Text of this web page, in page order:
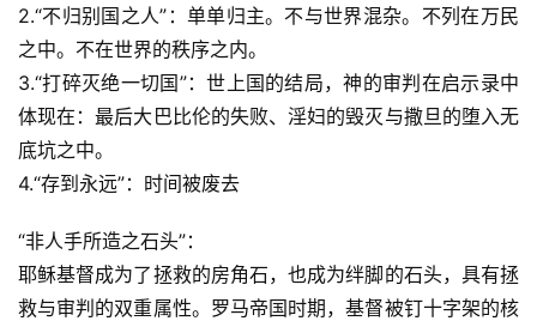
2.“不归别国之人”：单单归主。不与世界混杂。不列在万民
之中。不在世界的秩序之内。
3.“打碎灭绝一切国”：世上国的结局，神的审判在启示录中
体现在：最后大巴比伦的失败、淫妇的毁灭与撒旦的堕入无
底坑之中。
4.“存到永远”：时间被废去
“非人手所造之石头”：
耶稣基督成为了拯救的房角石，也成为绊脚的石头，具有拯
救与审判的双重属性。罗马帝国时期，基督被钉十字架的核